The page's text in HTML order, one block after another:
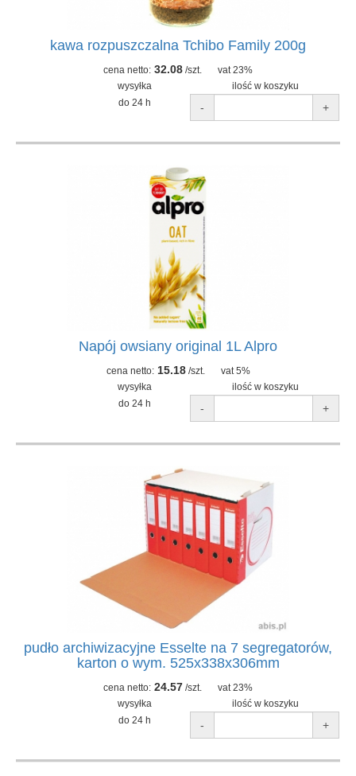
kawa rozpuszczalna Tchibo Family 200g
cena netto: 32.08 /szt.
vat 23%
wysyłka
ilość w koszyku
do 24 h
- +
Napój owsiany original 1L Alpro
cena netto: 15.18/szt.
vat 5%
wysyłka
ilość w koszyku
do 24 h
- +
pudło archiwizacyjne Esselte na 7 segregatorów,
karton o wym. 525x338x306mm
cena netto: 24.57 /szt.
vat 23%
wysyłka
ilość w koszyku
do 24 h
- +